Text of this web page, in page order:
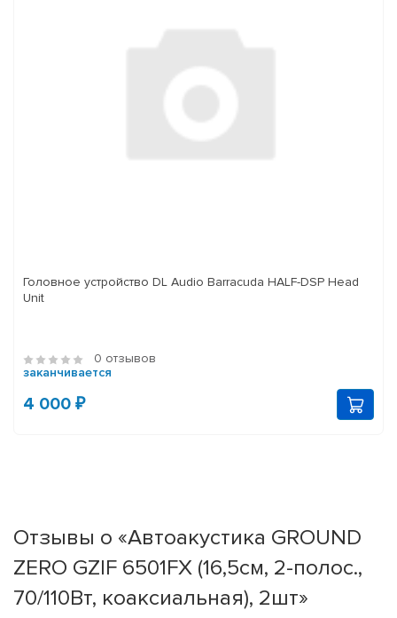
Головное устройство DL Audio Barracuda HALF-DSP Head
Unit
0 отзывов
заканчивается
4 000 ₽
Отзывы о «Автоакустика GROUND
ZERO GZIF 6501FX (16,5см, 2-полос.,
70/110Вт, коаксиальная), 2шт»